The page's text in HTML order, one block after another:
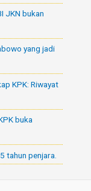
JKN bukan
yang jadi
KPK: Riwayat
buka
tahun penjara.